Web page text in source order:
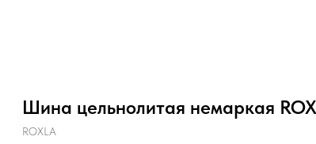
Шина цельнолитая немаркая
ROXLA